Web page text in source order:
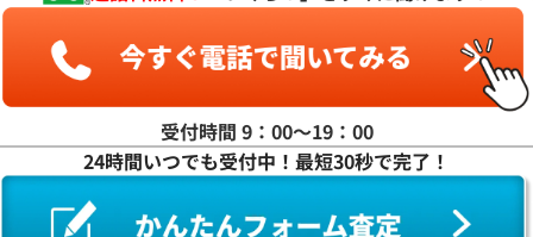
ヤ行
ワ行
受付時間 9：00〜19：00
24時間いつでも受付中！最短30秒で完了！